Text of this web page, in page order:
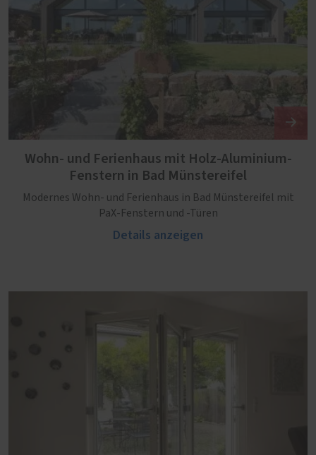
Wohn- und Ferienhaus mit Holz-Aluminium-
Fenstern in Bad Münstereifel
Modernes Wohn- und Ferienhaus in Bad Münstereifel mit
PaX-Fenstern und -Türen
Details anzeigen